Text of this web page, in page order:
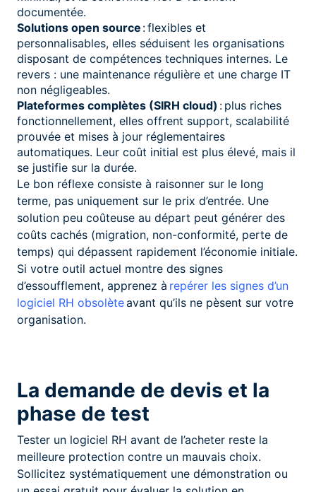
documentée.
Solutions open source : flexibles et
personnalisables, elles séduisent les organisations
disposant de compétences techniques internes. Le
revers : une maintenance régulière et une charge IT
non négligeables.
Plateformes complètes (SIRH cloud) : plus riches
fonctionnellement, elles offrent support, scalabilité
prouvée et mises à jour réglementaires
automatiques. Leur coût initial est plus élevé, mais il
se justifie sur la durée.
Le bon réflexe consiste à raisonner sur le long
terme, pas uniquement sur le prix d’entrée. Une
solution peu coûteuse au départ peut générer des
coûts cachés (migration, non-conformité, perte de
temps) qui dépassent rapidement l’économie initiale.
Si votre outil actuel montre des signes
d’essoufflement, apprenez à repérer les signes d’un
logiciel RH obsolèteavant qu’ils ne pèsent sur votre
organisation.
La demande de devis et la
phase de test
Tester un logiciel RH avant de l’acheter reste la
meilleure protection contre un mauvais choix.
Sollicitez systématiquement une démonstration ou